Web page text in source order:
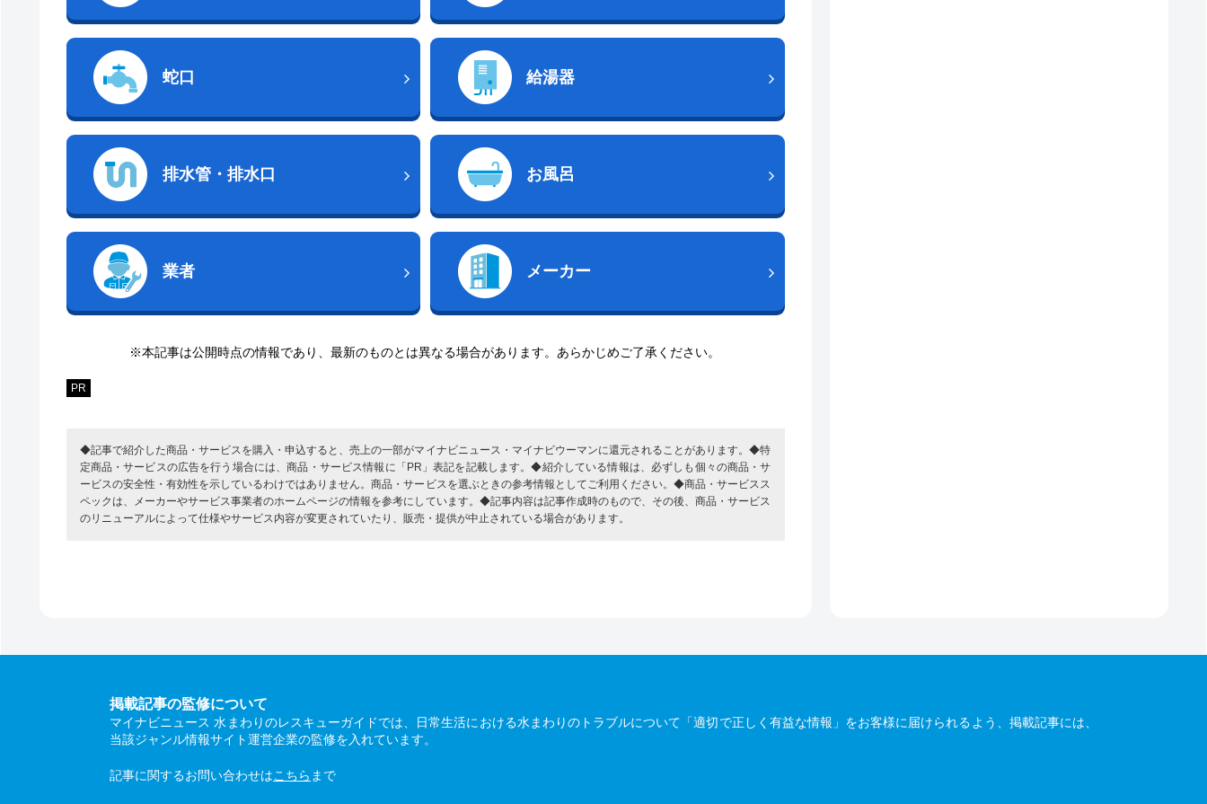
蛇口 給湯器
排水管・排水口 お風呂
業者 メーカー
※本記事は公開時点の情報であり、最新のものとは異なる場合があります。あらかじめご了承ください。
PR
◆記事で紹介した商品・サービスを購入・申込すると、売上の一部がマイナビニュース・マイナビウーマンに還元されることがあります。◆特
定商品・サービスの広告を行う場合には、商品・サービス情報に「PR」表記を記載します。◆紹介している情報は、必ずしも個々の商品・サ
ービスの安全性・有効性を示しているわけではありません。商品・サービスを選ぶときの参考情報としてご利用ください。◆商品・サービスス
ペックは、メーカーやサービス事業者のホームページの情報を参考にしています。◆記事内容は記事作成時のもので、その後、商品・サービス
のリニューアルによって仕様やサービス内容が変更されていたり、販売・提供が中止されている場合があります。
掲載記事の監修について
マイナビニュース 水まわりのレスキューガイドでは、日常生活における水まわりのトラブルについて「適切で正しく有益な情報」をお客様に届けられるよう、掲載記事には、
当該ジャンル情報サイト運営企業の監修を入れています。
記事に関するお問い合わせはこちら まで